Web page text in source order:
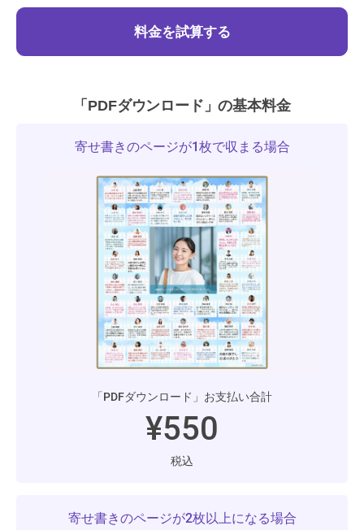
料金を試算する
「PDFダウンロード」の基本料金
寄せ書きのページが1枚で収まる場合
「PDFダウンロード」お支払い合計
¥550
税込
寄せ書きのページが2枚以上になる場合